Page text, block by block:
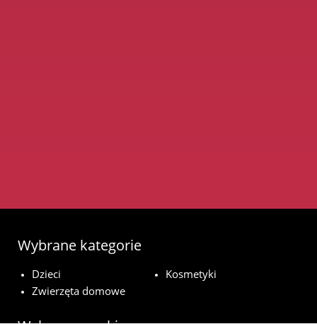
Wybrane kategorie
Dzieci
Kosmetyki
Zwierzęta domowe